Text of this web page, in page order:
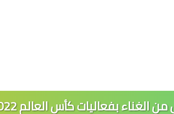
بفعاليات كأس العالم 2022